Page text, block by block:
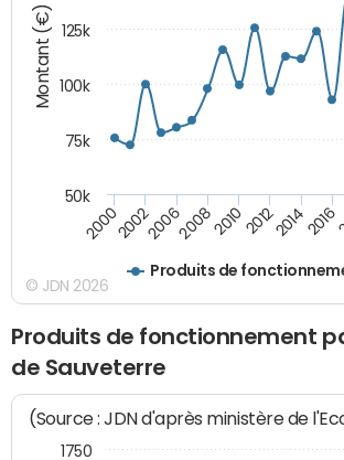
Montant (€)
Produits de
20002002200620082010201220142016
50k
75k
100k
125k
© JDN 2026
Produits de fonctionnement
de Sauveterre
(Source : JDN d'après ministère de
1750